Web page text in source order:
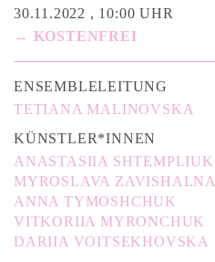
30.11.2022 , 10:00 UHR
→ KOSTENFREI
ENSEMBLELEITUNG
TETIANA MALINOVSKA
KÜNSTLER*INNEN
ANASTASIIA SHTEMPLIUK
MYROSLAVA ZAVISHALNA
ANNA TYMOSHCHUK
VITKORIIA MYRONCHUK
DARIIA VOITSEKHOVSKA